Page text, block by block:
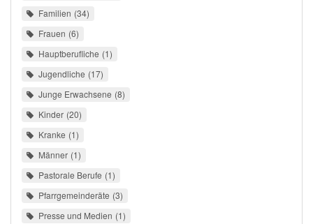
Familien 34
Frauen 6
Hauptberufliche 1
Jugendliche 17
Junge Erwachsene 8
Kinder 20
Kranke 1
Männer 1
Pastorale Berufe 1
Pfarrgemeinderäte 3
Presse und Medien 1